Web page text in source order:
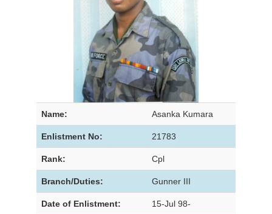
Name: Asanka Kumara
Enlistment No: 21783
Rank: Cpl
Branch/Duties: Gunner III
Date of Enlistment: 15-Jul 98-